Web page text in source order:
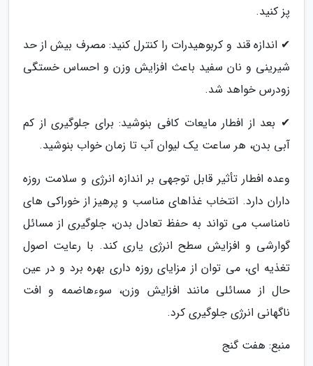
پز کنید.
✔ اندازه قند و کربوهیدرات را کنترل کنید: مصرف بیش از حد
شیرینی و نان سفید باعث افزایش وزن و احساس خستگی
زودرس خواهد شد.
✔ بعد از افطار مایعات کافی بنوشید: برای جلوگیری از کم
آبی بدن، هر ساعت یک لیوان آب تا زمان خواب بنوشید.
وعده افطار تأثیر قابل توجهی بر اندازه انرژی و سلامت روزه
داران دارد. انتخاب غذاهای مناسب و پرهیز از خوراکی های
نامناسب می تواند به حفظ تعادل بدن، جلوگیری از مسائل
گوارشی و افزایش سطح انرژی یاری کند. با رعایت اصول
تغذیه ای، می توان از مزایای روزه داری بهره برد و در عین
حال از مسائلی مانند افزایش وزن، سوءهاضمه و افت
ناگهانی انرژی جلوگیری کرد.
منبع: هفت گنج